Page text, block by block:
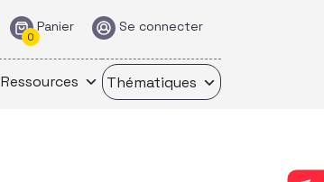
Panier
0
Se connecter
Ressources Thématiques